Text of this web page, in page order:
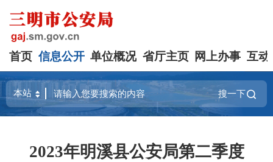
首页 信息公开 单位概况 省厅主页 网上办事 互动
搜一下
2023年明溪县公安局第二季度